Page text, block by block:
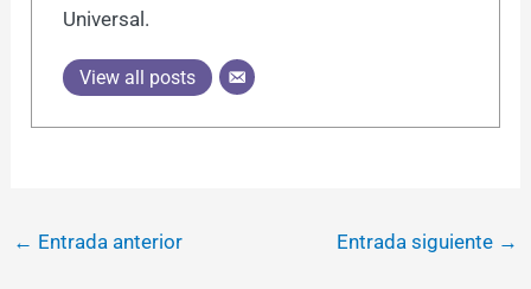
Universal.
View all posts
← Entrada anterior Entrada siguiente →